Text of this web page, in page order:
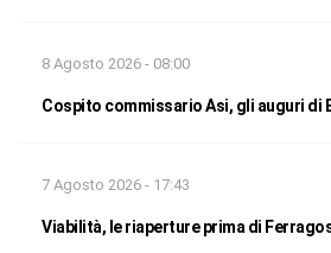
8 Agosto 2026 - 08:00
Cospito commissario Asi, gli auguri di
7 Agosto 2026 - 17:43
Viabilità, le riaperture prima di